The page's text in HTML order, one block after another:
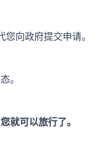
向政府提交申请。
。
就可以旅行了。